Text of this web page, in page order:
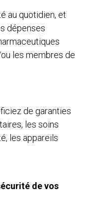
au quotidien, et
dépenses
les membres de
de garanties
les soins
les appareils
de vos